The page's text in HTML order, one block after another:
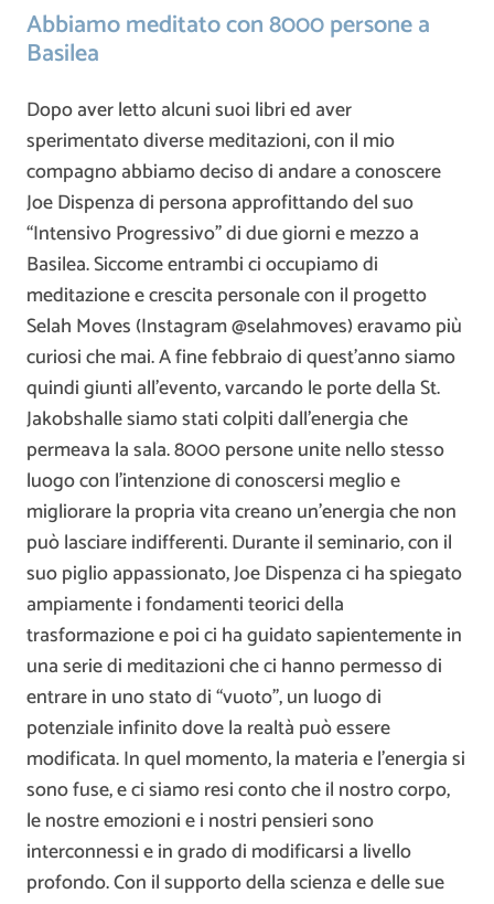
Abbiamo meditato con 8000 persone a
Basilea
Dopo aver letto alcuni suoi libri ed aver
sperimentato diverse meditazioni, con il mio
compagno abbiamo deciso di andare a conoscere
Joe Dispenza di persona approfittando del suo
“Intensivo Progressivo” di due giorni e mezzo a
Basilea. Siccome entrambi ci occupiamo di
meditazione e crescita personale con il progetto
Selah Moves (Instagram @selahmoves) eravamo più
curiosi che mai. A fine febbraio di quest’anno siamo
quindi giunti all’evento, varcando le porte della St.
Jakobshalle siamo stati colpiti dall’energia che
permeava la sala. 8000 persone unite nello stesso
luogo con l’intenzione di conoscersi meglio e
migliorare la propria vita creano un’energia che non
può lasciare indifferenti. Durante il seminario, con il
suo piglio appassionato, Joe Dispenza ci ha spiegato
ampiamente i fondamenti teorici della
trasformazione e poi ci ha guidato sapientemente in
una serie di meditazioni che ci hanno permesso di
entrare in uno stato di “vuoto”, un luogo di
potenziale infinito dove la realtà può essere
modificata. In quel momento, la materia e l’energia si
sono fuse, e ci siamo resi conto che il nostro corpo,
le nostre emozioni e i nostri pensieri sono
interconnessi e in grado di modificarsi a livello
profondo. Con il supporto della scienza e delle sue